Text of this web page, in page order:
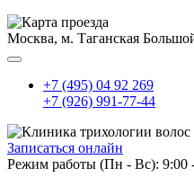
Москва, м. Таганская
+7 (495) 04 92 269
+7 (926) 991-77-44
Записаться онлайн
Режим работы (Пн - Вс): 9:00